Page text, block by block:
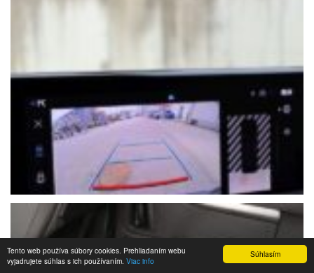
Súhlasím
Tento web používa súbory cookies. Prehliadaním webu
vyjadrujete súhlas s ich používaním. Viac info